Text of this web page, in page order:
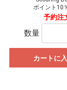
ポイント10
予約注
数量
カートに